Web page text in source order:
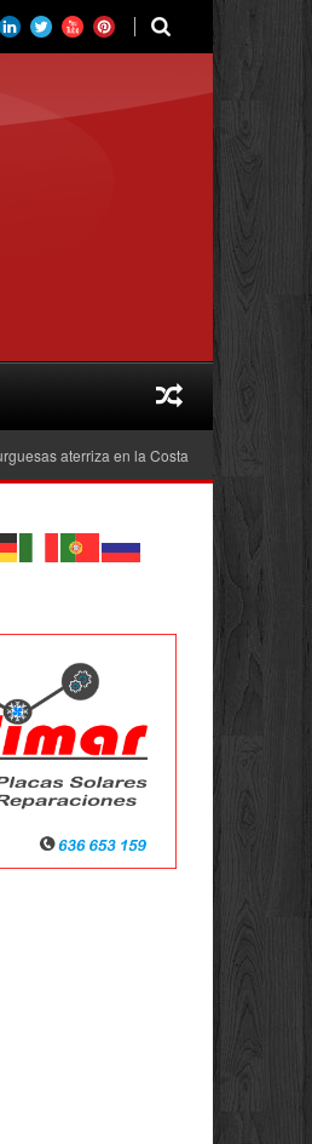
en la Costa del Sol